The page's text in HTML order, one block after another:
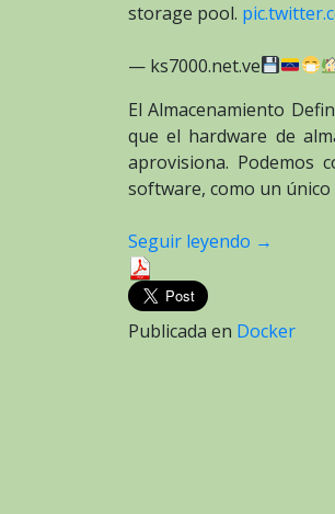
storage pool.
— ks7000.net.ve
El Almacenamiento
que el hardware de
aprovisiona. Podemos
software, como un
Seguir leyendo →
Publicada en Docker